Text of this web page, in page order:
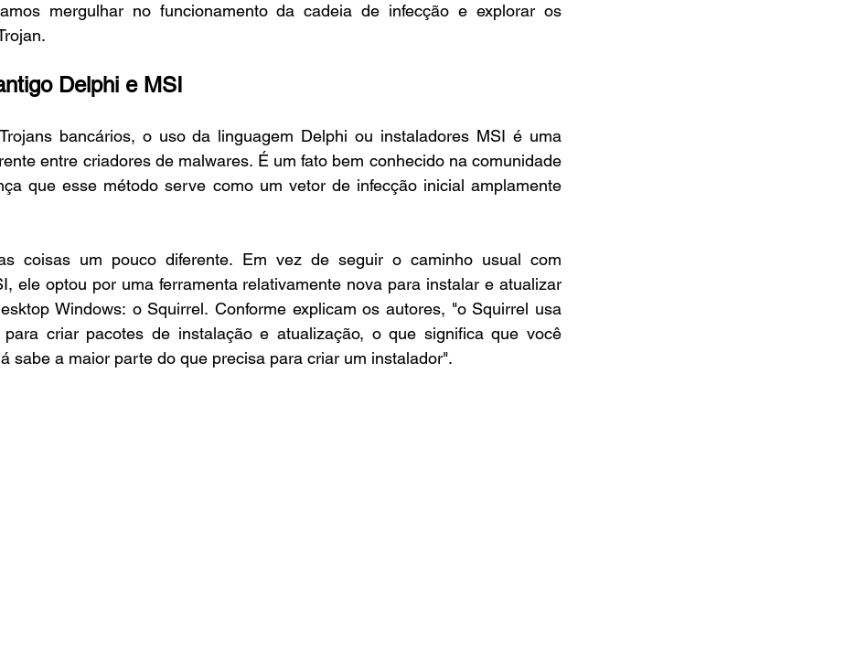
mergulhar no funcionamento da cadeia de infecção e explorar os
Delphi e MSI
bancários, o uso da linguagem Delphi ou instaladores MSI é uma
entre criadores de malwares. É um fato bem conhecido na comunidade
que esse método serve como um vetor de infecção inicial amplamente
coisas um pouco diferente. Em vez de seguir o caminho usual com
ele optou por uma ferramenta relativamente nova para instalar e atualizar
Windows: o Squirrel. Conforme explicam os autores, "o Squirrel usa
para criar pacotes de instalação e atualização, o que significa que você
sabe a maior parte do que precisa para criar um instalador".